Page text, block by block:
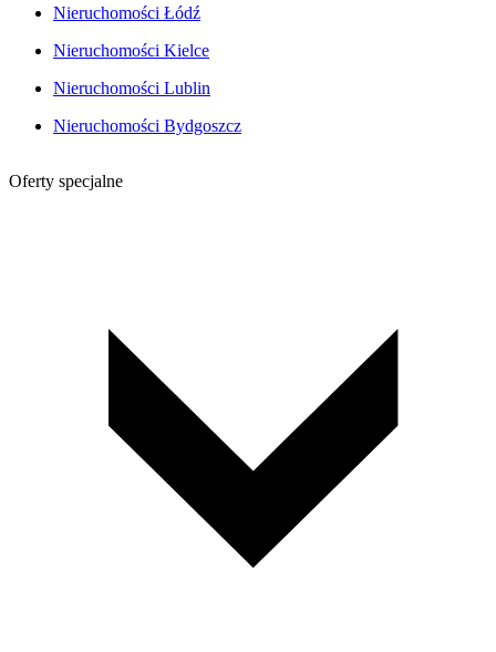
Nieruchomości Łódź
Nieruchomości Kielce
Nieruchomości Lublin
Nieruchomości Bydgoszcz
Oferty specjalne